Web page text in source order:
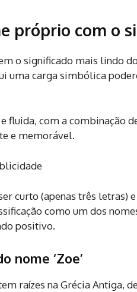
próprio com o
o significado mais lindo
uma carga simbólica
fluida, com a combinação
e memorável.
curto (apenas três letras)
como um dos
positivo.
nome ‘Zoe’
raízes na Grécia Antiga,